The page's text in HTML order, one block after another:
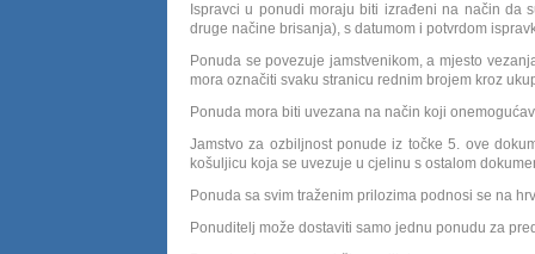
Ispravci u ponudi moraju biti izrađeni na način da
druge načine brisanja), s datumom i potvrdom
Ponuda se povezuje jamstvenikom, a mjesto
mora označiti svaku stranicu rednim brojem kroz
Ponuda mora biti uvezana na način koji
Jamstvo za ozbiljnost ponude iz točke 5. ove
košuljicu koja se uvezuje u cjelinu s ostalom
Ponuda sa svim traženim prilozima podnosi se na
Ponuditelj može dostaviti samo jednu ponudu za